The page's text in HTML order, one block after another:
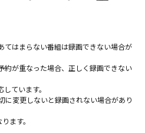
てはまらない番組は録画できない場合が
約が重なった場合、正しく録画できない
ています。
変更しないと録画されない場合があり
ます。